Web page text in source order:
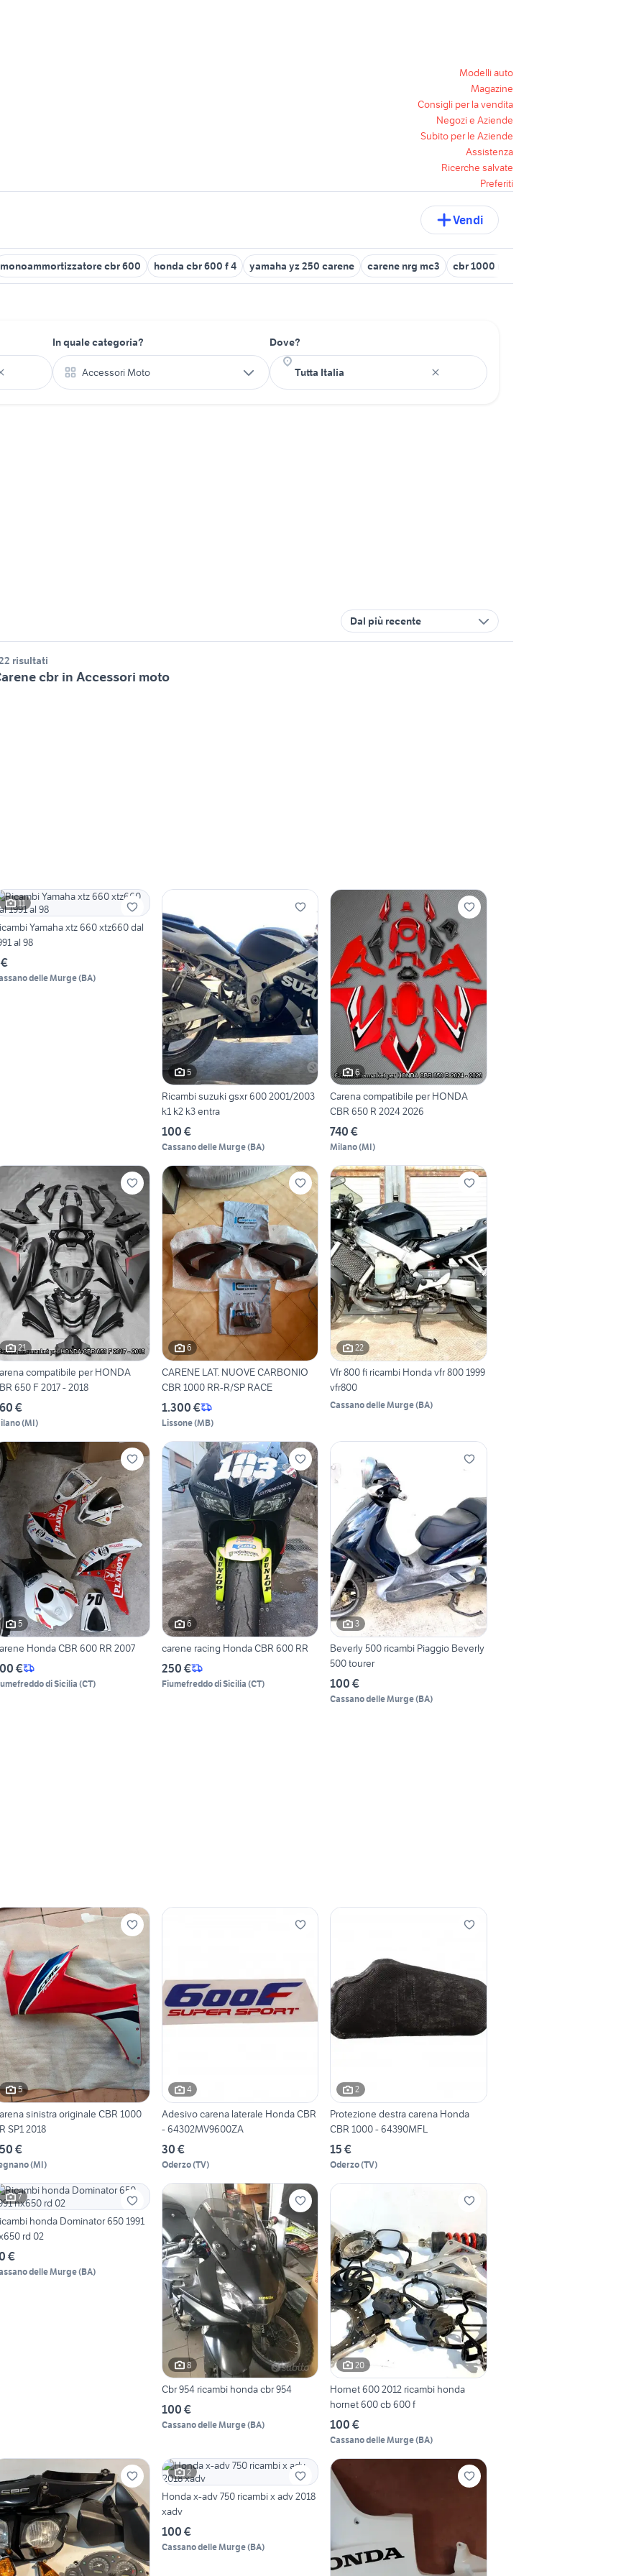
Modelli auto
Magazine
Consigli per la vendita
Negozi e Aziende
Subito per le Aziende
Assistenza
Ricerche salvate
Preferiti
Vendi
monoammortizzatore cbr 600 honda cbr 600 f 4 yamaha yz 250 carene carene nrg mc3 cbr 1000 rr 2021 moto
In quale categoria?
Accessori Moto
Dove?
Dal più recente
risultati
cbr in Accessori moto
11
Yamaha xtz 660 xtz660 dal
al 98
delle Murge(BA)
5
Ricambi suzuki gsxr 600 2001/2003
k1 k2 k3 entra
100 €
Cassano delle Murge(BA)
6
Carena compatibile per HONDA
CBR 650 R 2024 2026
740 €
Milano(MI)
21
compatibile per HONDA
650 F 2017 - 2018
€
(MI)
6
CARENE LAT. NUOVE CARBONIO
CBR 1000 RR-R/SP RACE
1.300 €
Lissone(MB)
22
Vfr 800 fi ricambi Honda vfr 800 1999
vfr800
Cassano delle Murge(BA)
5
Honda CBR 600 RR 2007
€
di Sicilia (CT)
6
carene racing Honda CBR 600 RR
250 €
Fiumefreddo di Sicilia (CT)
3
Beverly 500 ricambi Piaggio Beverly
500 tourer
100 €
Cassano delle Murge(BA)
5
sinistra originale CBR 1000
SP1 2018
€
(MI)
4
Adesivo carena laterale Honda CBR
- 64302MV9600ZA
30 €
Oderzo(TV)
2
Protezione destra carena Honda
CBR 1000 - 64390MFL
15 €
Oderzo(TV)
7
honda Dominator 650 1991
rd 02
€
delle Murge(BA)
8
Cbr 954 ricambi honda cbr 954
100 €
Cassano delle Murge(BA)
20
Hornet 600 2012 ricambi honda
hornet 600 cb 600 f
100 €
Cassano delle Murge(BA)
2
Honda x-adv 750 ricambi x adv 2018
xadv
100 €
Cassano delle Murge(BA)